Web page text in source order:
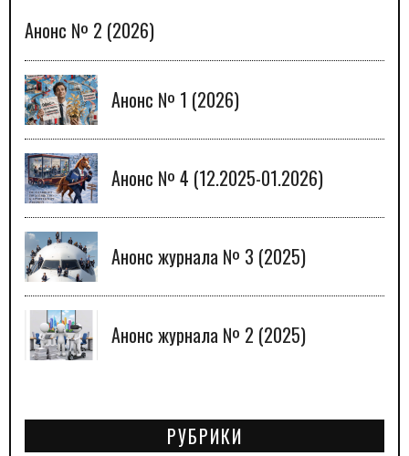
Анонс № 2 (2026)
Анонс № 1 (2026)
Анонс № 4 (12.2025-01.2026)
Анонс журнала № 3 (2025)
Анонс журнала № 2 (2025)
РУБРИКИ